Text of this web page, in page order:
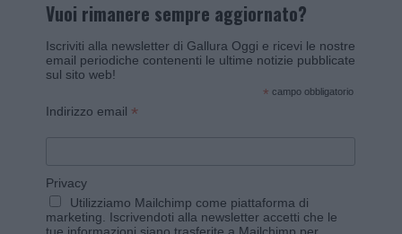
Vuoi rimanere sempre aggiornato?
Iscriviti alla newsletter di Gallura Oggi e ricevi le nostre
email periodiche contenenti le ultime notizie pubblicate
sul sito web!
* campo obbligatorio
Indirizzo email *
Privacy
Utilizziamo Mailchimp come piattaforma di
marketing. Iscrivendoti alla newsletter accetti che le
tue informazioni siano trasferite a Mailchimp per